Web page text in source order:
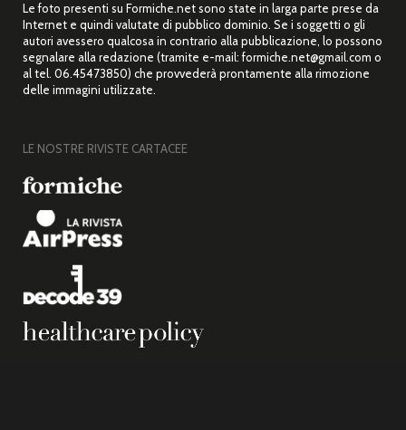
Le foto presenti su Formiche.net sono state in larga parte prese da
Internet e quindi valutate di pubblico dominio. Se i soggetti o gli
autori avessero qualcosa in contrario alla pubblicazione, lo possono
segnalare alla redazione (tramite e-mail: formiche.net@gmail.com o
al tel. 06.45473850) che provvederà prontamente alla rimozione
delle immagini utilizzate.
LE NOSTRE RIVISTE CARTACEE